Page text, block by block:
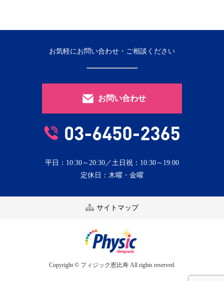
お気軽にお問い合わせ・ご相談ください
お問い合わせ
平日：10:30～20:30／土日祝：10:30～19:00
定休日：木曜・金曜
サイトマップ
Copyright © フィジック恵比寿 All rights reserved.